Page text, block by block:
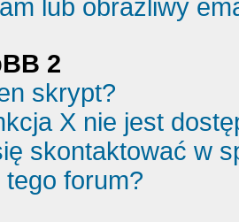
lub obraźliwy
2
skrypt?
X nie jest
skontaktować w
forum?